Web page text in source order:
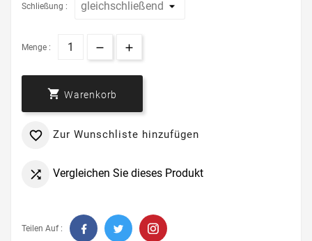
Schließung :
Menge :
 Warenkorb
 Zur Wunschliste hinzufügen
 Vergleichen Sie dieses Produkt
Teilen Auf :